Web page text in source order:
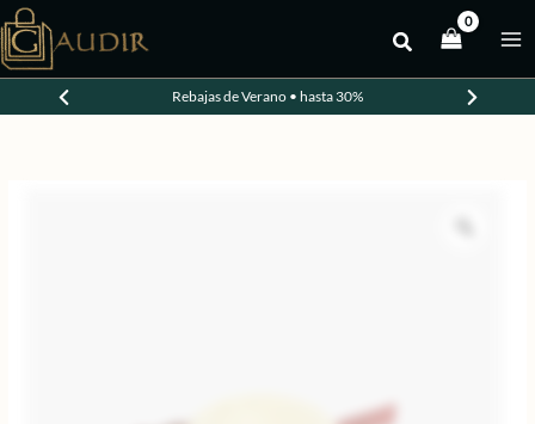
al
contenido
Rebajas de Verano • hasta 30%
-30%